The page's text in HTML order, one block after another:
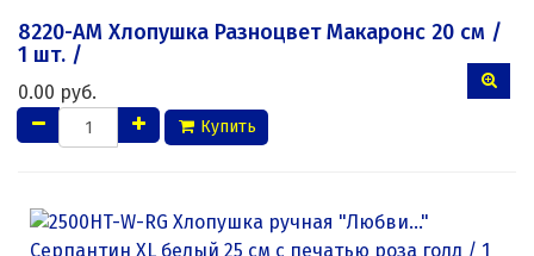
8220-AM Хлопушка Разноцвет Макаронс 20 см /
1 шт. /
0.00 руб.
Купить